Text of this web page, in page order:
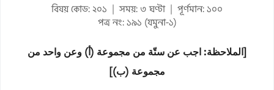
বিষয় কোড: ২০১ | সময়: ৩ ঘণ্টা | পূর্ণমান: ১০০
পত্র নং: ১৯১ (যমুনা-১)
[الملاحظة: اجب عن ستّة من مجموعة (أ) وعن واحد من
مجموعة (ب)]